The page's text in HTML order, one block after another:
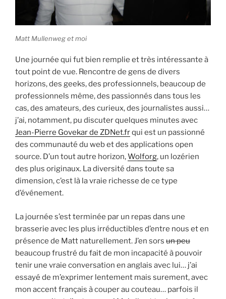
Matt Mullenweg et moi
Une journée qui fut bien remplie et très intéressante à
tout point de vue. Rencontre de gens de divers
horizons, des geeks, des professionnels, beaucoup de
professionnels même, des passionnés dans tous les
cas, des amateurs, des curieux, des journalistes aussi…
j’ai, notamment, pu discuter quelques minutes avec
Jean-Pierre Govekar de ZDNet.frqui est un passionné
des communauté du web et des applications open
source. D’un tout autre horizon,Wolforg, un lozérien
des plus originaux. La diversité dans toute sa
dimension, c’est là la vraie richesse de ce type
d’événement.
La journée s’est terminée par un repas dans une
brasserie avec les plus irréductibles d’entre nous et en
présence de Matt naturellement. J’en sors un peu
beaucoup frustré du fait de mon incapacité à pouvoir
tenir une vraie conversation en anglais avec lui… j’ai
essayé de m’exprimer lentement mais surement, avec
mon accent français à couper au couteau… parfois il